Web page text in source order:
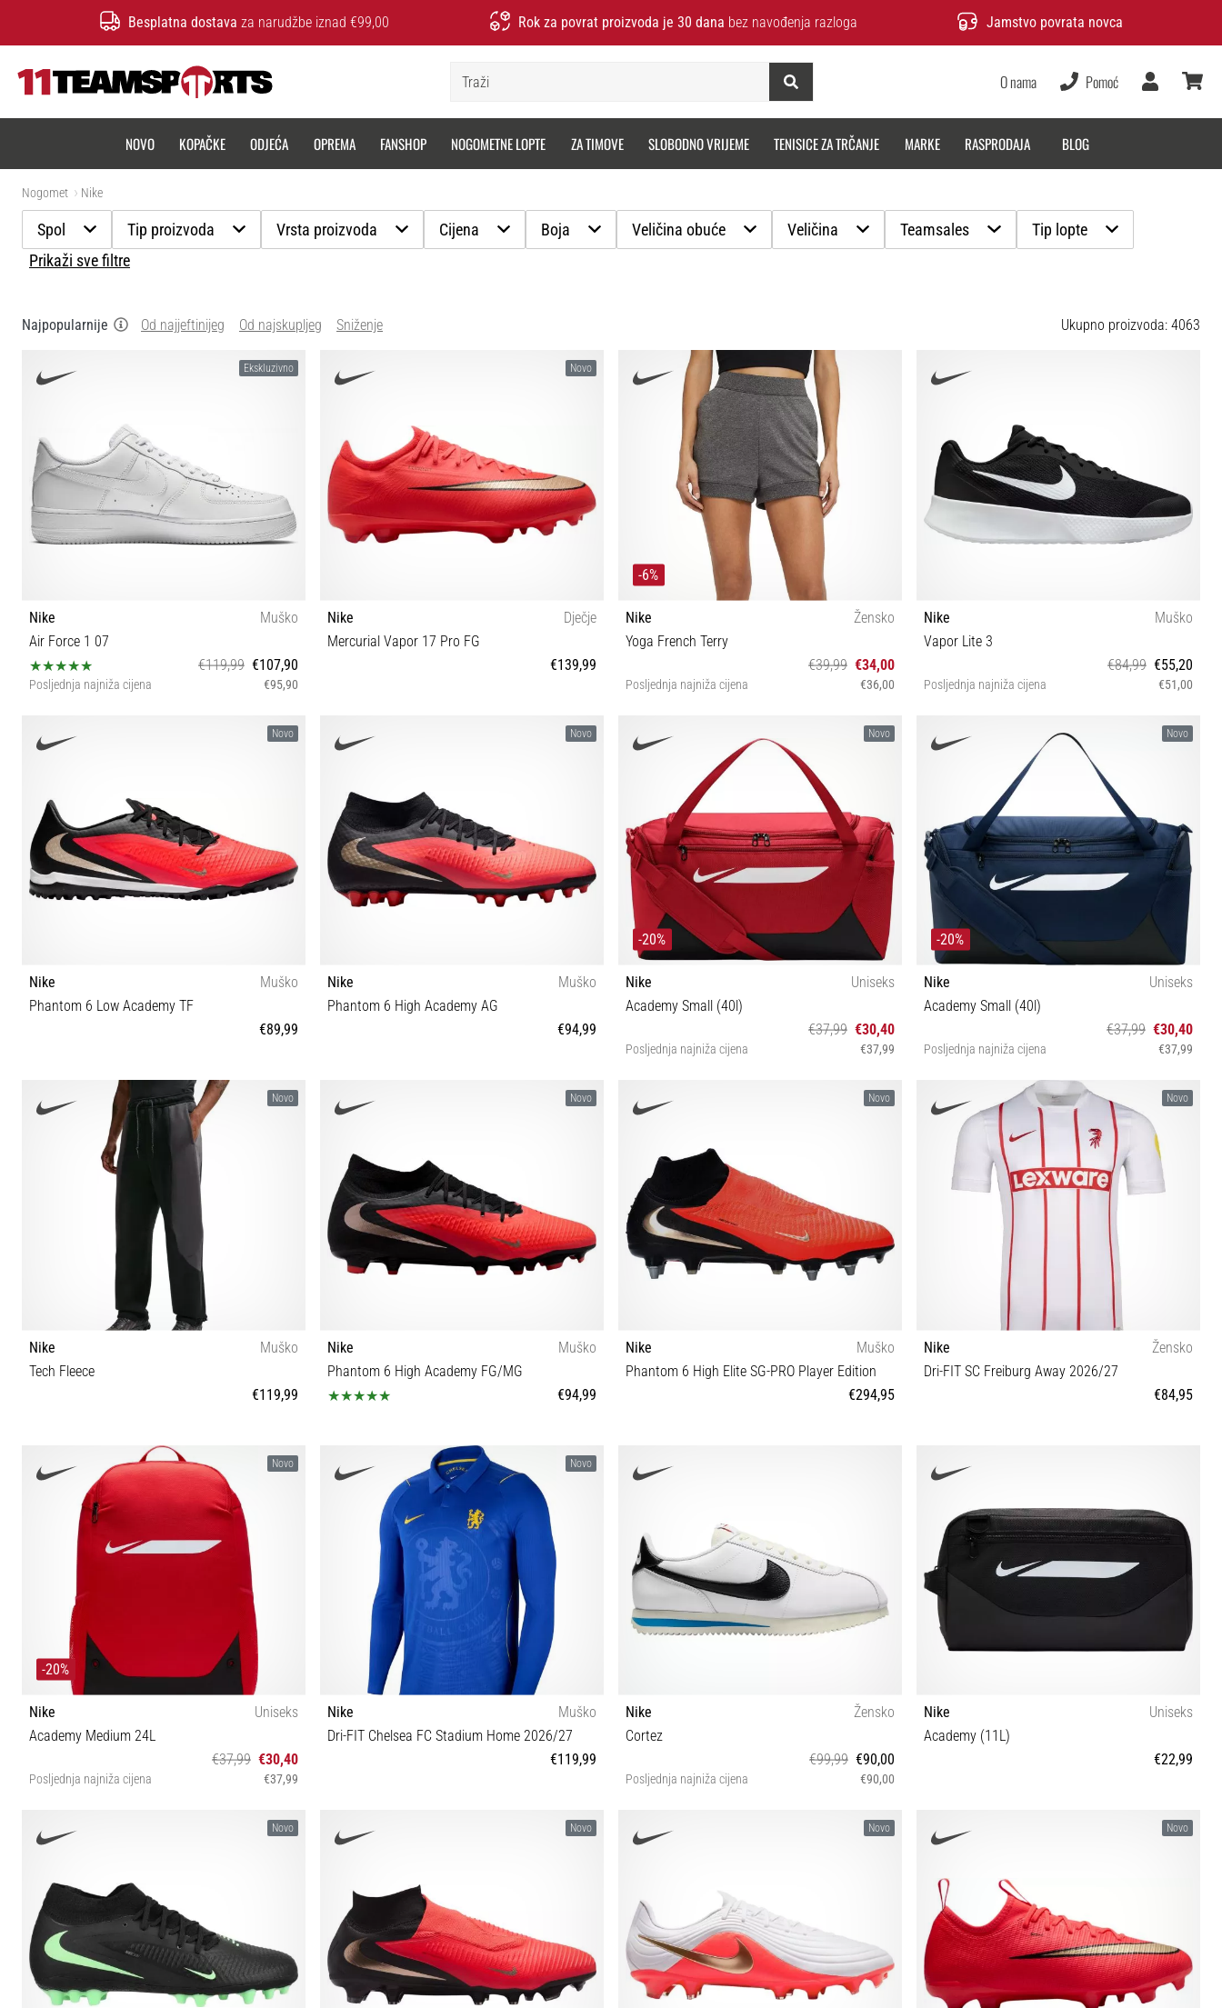
Besplatna dostava za narudžbe iznad €99,00 Rok za povrat proizvoda je 30 dana bez navođenja razloga Jamstvo povrata novca
O nama Pomoć
Korisnik
NOVO KOPAČKE ODJEĆA OPREMA FANSHOP NOGOMETNE LOPTE ZA TIMOVE SLOBODNO VRIJEME TENISICE ZA TRČANJE MARKE RASPRODAJA BLOG
Nogomet Nike
Spol Tip proizvoda Vrsta proizvoda Cijena Boja Veličina obuće Veličina Teamsales
Tip lopte
Prikaži sve filtre
Najpopularnije Od najjeftinijeg Od najskupljeg Sniženje Ukupno proizvoda: 4063
Ekskluzivno
Nike
Muško
Air Force 1 07
€119,99 €107,90
Posljednja najniža cijena €95,90
40 40½ 41 42 42½ 43 44 44½ 45 45½ 46 47 47½ 50½
Novo
Nike
Dječje
Mercurial Vapor 17 Pro FG
€139,99
-6%
Nike
Žensko
Yoga French Terry
€39,99 €34,00
Posljednja najniža cijena €36,00
Nike
Muško
Vapor Lite 3
€84,99 €55,20
Posljednja najniža cijena €51,00
44½
Novo
Nike
Muško
Phantom 6 Low Academy TF
€89,99
40 40½ 41 42 42½ 43 44 44½ 45 47
Novo
Nike
Muško
Phantom 6 High Academy AG
€94,99
Novo
-20%
Nike
Uniseks
Academy Small (40l)
€37,99 €30,40
Posljednja najniža cijena €37,99
Novo
-20%
Nike
Uniseks
Academy Small (40l)
€37,99 €30,40
Posljednja najniža cijena €37,99
UNI
Novo
Nike
Muško
Tech Fleece
€119,99
S M L XL XXL
Novo
Nike
Muško
Phantom 6 High Academy FG/MG
€94,99
42½ 43 44½ 45½
Novo
Nike
Muško
Phantom 6 High Elite SG-PRO Player Edition
€294,95
Novo
Nike
Žensko
Dri-FIT SC Freiburg Away 2026/27
€84,95
Novo
-20%
Nike
Uniseks
Academy Medium 24L
€37,99 €30,40
Posljednja najniža cijena €37,99
Novo
Nike
Muško
Dri-FIT Chelsea FC Stadium Home 2026/27
€119,99
Nike
Žensko
Cortez
€99,99 €90,00
Posljednja najniža cijena €90,00
Nike
Uniseks
Academy (11L)
€22,99
Novo Novo Novo Novo